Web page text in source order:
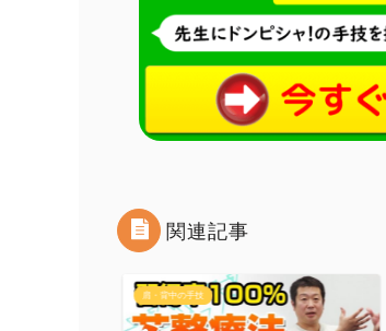
関連記事
肩・背中の手技